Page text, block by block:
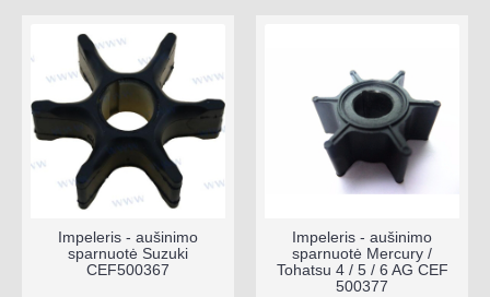
Impeleris - aušinimo
sparnuotė Suzuki
CEF500367
Impeleris - aušinimo
sparnuotė Mercury /
Tohatsu 4 / 5 / 6 AG CEF
500377